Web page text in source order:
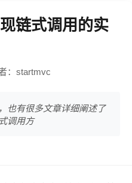
链式调用的实
：startmvc
也有很多文章详细阐述了
调用方